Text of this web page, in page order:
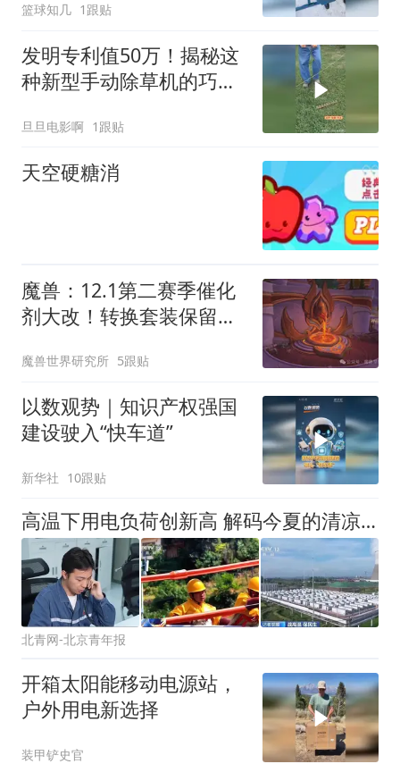
篮球知几 1跟贴
发明专利值50万！揭秘这
种新型手动除草机的巧妙
旦旦电影啊 1跟贴
天空硬糖消
魔兽：12.1第二赛季催化
剂大改！转换套装保留绿
魔兽世界研究所 5跟贴
以数观势｜知识产权强国
建设驶入“快车道”
新华社 10跟贴
高温下用电负荷创新高 解码今夏的清凉底气
北青网-北京青年报
开箱太阳能移动电源站，
户外用电新选择
装甲铲史官